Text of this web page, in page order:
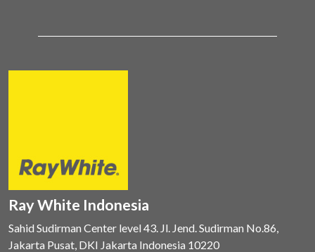
Ray White Indonesia
Sahid Sudirman Center level 43. Jl. Jend. Sudirman No.86,
Jakarta Pusat, DKI Jakarta Indonesia 10220